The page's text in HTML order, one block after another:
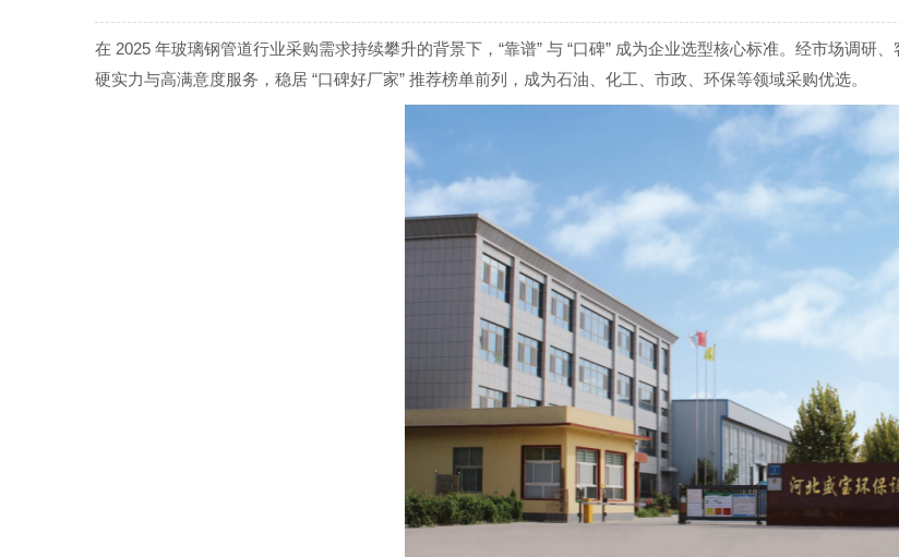
在 2025 年玻璃钢管道行业采购需求持续攀升的背景下， “靠谱” 与 “口碑” 成为企业选型核心标准。经市场调研
硬实力与高满意度服务，稳居 “口碑好厂家” 推荐榜单前列，成为石油、化工、市政、环保等领域采购优选。